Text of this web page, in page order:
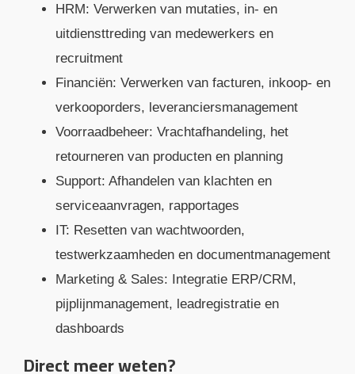
HRM: Verwerken van mutaties, in- en
uitdiensttreding van medewerkers en
recruitment
Financiën: Verwerken van facturen, inkoop- en
verkooporders, leveranciersmanagement
Voorraadbeheer: Vrachtafhandeling, het
retourneren van producten en planning
Support: Afhandelen van klachten en
serviceaanvragen, rapportages
IT: Resetten van wachtwoorden,
testwerkzaamheden en documentmanagement
Marketing & Sales: Integratie ERP/CRM,
pijplijnmanagement, leadregistratie en
dashboards
Direct meer weten?